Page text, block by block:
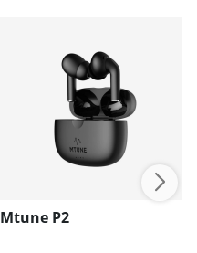
Mtune P2